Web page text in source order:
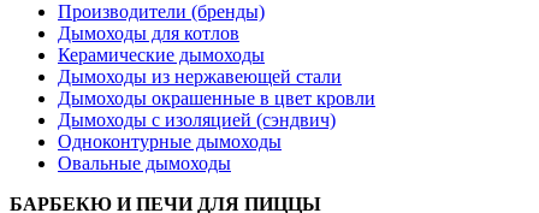
Производители (бренды)
Дымоходы для котлов
Керамические дымоходы
Дымоходы из нержавеющей стали
Дымоходы окрашенные в цвет кровли
Дымоходы с изоляцией (сэндвич)
Одноконтурные дымоходы
Овальные дымоходы
БАРБЕКЮ И ПЕЧИ ДЛЯ ПИЦЦЫ